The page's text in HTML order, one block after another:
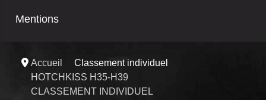
Mentions
Accueil
Classement individuel
HOTCHKISS H35-H39
CLASSEMENT INDIVIDUEL